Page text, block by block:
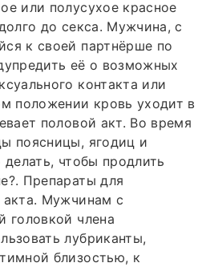
или полусухое красное
до секса. Мужчина, с
к своей партнёрше по
её о возможных
контакта или
положении кровь уходит в
половой акт. Во время
поясницы, ягодиц и
чтобы продлить
Препараты для
акта. Мужчинам с
головкой члена
лубриканты,
близостью, к